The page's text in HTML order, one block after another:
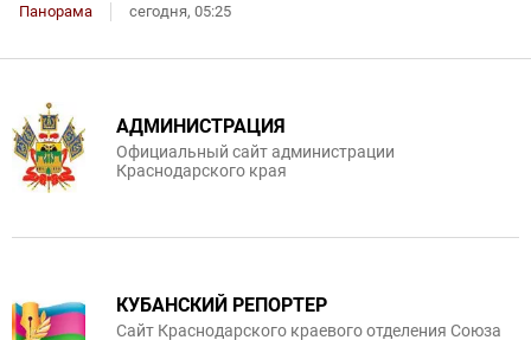
Панорама сегодня, 05:25
АДМИНИСТРАЦИЯ
Официальный сайт администрации
Краснодарского края
КУБАНСКИЙ РЕПОРТЕР
Сайт Краснодарского краевого отделения Союза